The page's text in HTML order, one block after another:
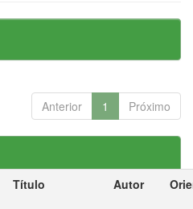
Anterior 1 Próximo
Título Autor